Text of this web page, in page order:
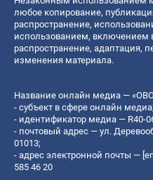
любое копирование,
распространение,
использованием, включением
распространение, адаптация,
изменения материала.
Название онлайн медиа —
- субъект в сфере онлайн медиа;
- идентификатор медиа — R40-
- почтовый адрес — ул.
01013;
- адрес электронной почты —
585 46 20